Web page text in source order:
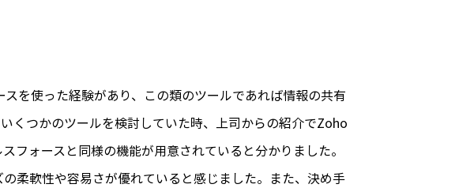
を使った経験があり、この類のツールであれば情報の共有
くつかのツールを検討していた時、上司からの紹介でZoho
フォースと同様の機能が用意されていると分かりました。
柔軟性や容易さが優れていると感じました。また、決め手